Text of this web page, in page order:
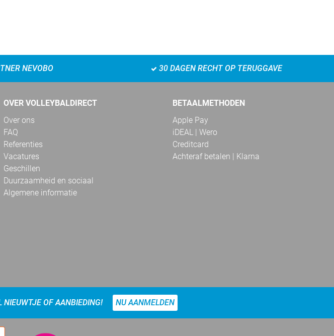
NEVOBO 30 DAGEN RECHT OP TERUGGAVE
OVER VOLLEYBALDIRECT
Over ons
FAQ
Referenties
Vacatures
Geschillen
Duurzaamheid en sociaal
Algemene informatie
BETAALMETHODEN
Apple Pay
iDEAL | Wero
Creditcard
Achteraf betalen | Klarna
NIEUWTJE OF AANBIEDING! NU AANMELDEN